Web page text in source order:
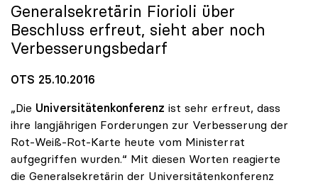
Generalsekretärin Fiorioli über
Beschluss erfreut, sieht aber noch
Verbesserungsbedarf
OTS 25.10.2016
„Die Universitätenkonferenz ist sehr erfreut, dass
ihre langjährigen Forderungen zur Verbesserung der
Rot-Weiß-Rot-Karte heute vom Ministerrat
aufgegriffen wurden.“ Mit diesen Worten reagierte
die Generalsekretärin der Universitätenkonferenz